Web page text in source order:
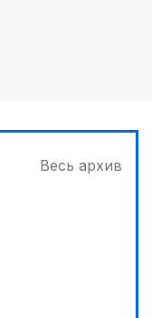
Весь архив